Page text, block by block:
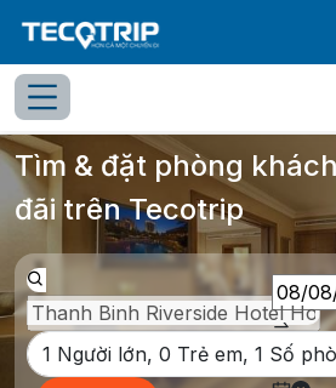
Tổng quan Chọn phòng Thông
Tìm & đặt phòng
đãi trên Tecotrip
1 Người lớn, 0 Trẻ em, 1 Số